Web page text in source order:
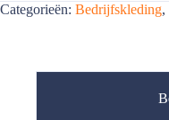
Categorieën: Bedrijfskleding,